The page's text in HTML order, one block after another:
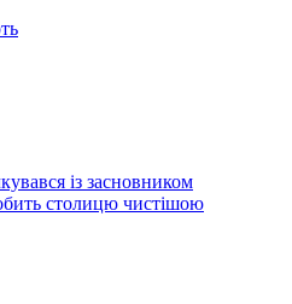
із засновником
столицю чистішою